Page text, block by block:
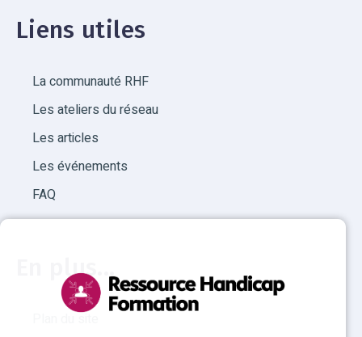
Liens utiles
La communauté RHF
Les ateliers du réseau
Les articles
Les événements
FAQ
En plus...
Plan du site